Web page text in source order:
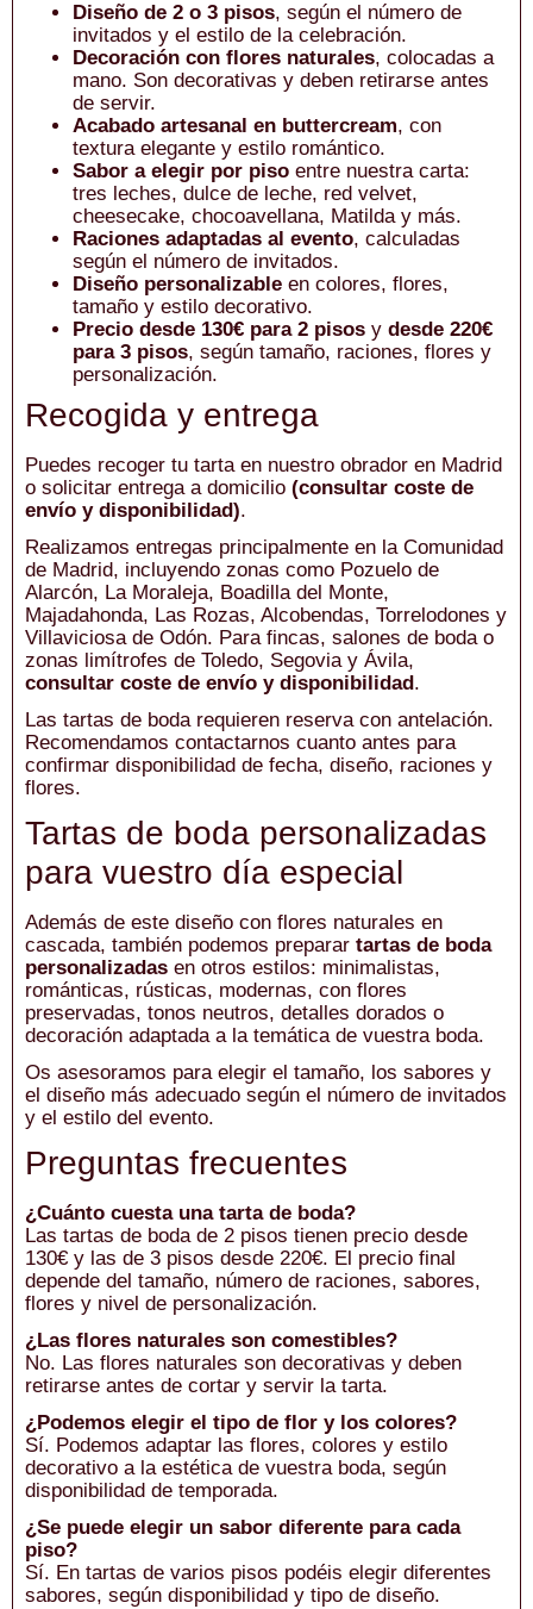
Diseño de 2 o 3 pisos, según el número de
invitados y el estilo de la celebración.
Decoración con flores naturales, colocadas a
mano. Son decorativas y deben retirarse antes
de servir.
Acabado artesanal en buttercream, con
textura elegante y estilo romántico.
Sabor a elegir por piso entre nuestra carta:
tres leches, dulce de leche, red velvet,
cheesecake, chocoavellana, Matilda y más.
Raciones adaptadas al evento, calculadas
según el número de invitados.
Diseño personalizable en colores, flores,
tamaño y estilo decorativo.
Precio desde 130€ para 2 pisos y desde 220€
para 3 pisos, según tamaño, raciones, flores y
personalización.
Recogida y entrega
Puedes recoger tu tarta en nuestro obrador en Madrid
o solicitar entrega a domicilio (consultar coste de
envío y disponibilidad).
Realizamos entregas principalmente en la Comunidad
de Madrid, incluyendo zonas como Pozuelo de
Alarcón, La Moraleja, Boadilla del Monte,
Majadahonda, Las Rozas, Alcobendas, Torrelodones y
Villaviciosa de Odón. Para fincas, salones de boda o
zonas limítrofes de Toledo, Segovia y Ávila,
consultar coste de envío y disponibilidad .
Las tartas de boda requieren reserva con antelación.
Recomendamos contactarnos cuanto antes para
confirmar disponibilidad de fecha, diseño, raciones y
flores.
Tartas de boda personalizadas
para vuestro día especial
Además de este diseño con flores naturales en
cascada, también podemos preparar tartas de boda
personalizadas en otros estilos: minimalistas,
románticas, rústicas, modernas, con flores
preservadas, tonos neutros, detalles dorados o
decoración adaptada a la temática de vuestra boda.
Os asesoramos para elegir el tamaño, los sabores y
el diseño más adecuado según el número de invitados
y el estilo del evento.
Preguntas frecuentes
¿Cuánto cuesta una tarta de boda?
Las tartas de boda de 2 pisos tienen precio desde
130€ y las de 3 pisos desde 220€. El precio final
depende del tamaño, número de raciones, sabores,
flores y nivel de personalización.
¿Las flores naturales son comestibles?
No. Las flores naturales son decorativas y deben
retirarse antes de cortar y servir la tarta.
¿Podemos elegir el tipo de flor y los colores?
Sí. Podemos adaptar las flores, colores y estilo
decorativo a la estética de vuestra boda, según
disponibilidad de temporada.
¿Se puede elegir un sabor diferente para cada
piso?
Sí. En tartas de varios pisos podéis elegir diferentes
sabores, según disponibilidad y tipo de diseño.